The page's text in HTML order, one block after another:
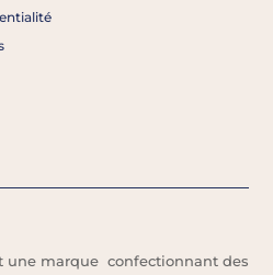
une marque confectionnant des